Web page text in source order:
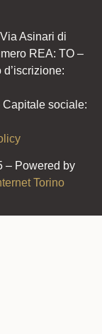
Asinari di
REA: TO –
sociale:
– Powered by
Torino